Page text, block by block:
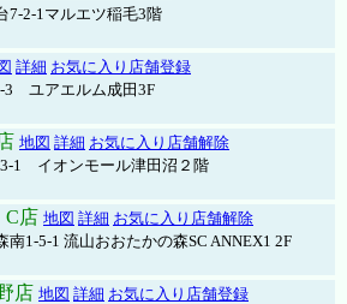
7-2-1マルエツ稲毛3階
詳細 お気に入り店舗登録
3 ユアエルム成田3F
地図 詳細 お気に入り店舗解除
1 イオンモール津田沼２階
C店 地図 詳細 お気に入り店舗解除
1-5-1 流山おおたかの森SC ANNEX1 2F
店 地図 詳細 お気に入り店舗登録